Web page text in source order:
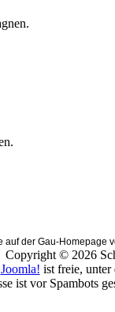
auf der Gau-Homepage
Copyright © 2026
Joomla! ist freie, unter
ist vor Spambots